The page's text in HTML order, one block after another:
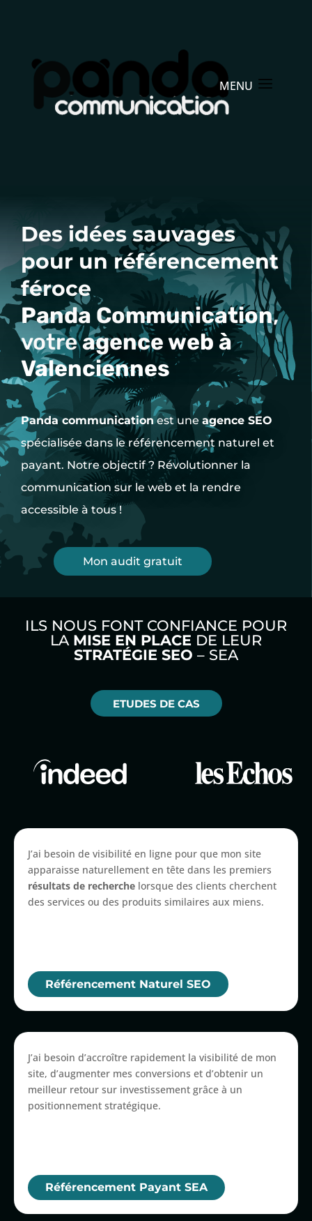
Des idées sauvages
pour un référencement
féroce
Panda Communication,
votreagence web à
Valenciennes
Panda communicationest une agence SEO
spécialisée dans le référencement naturel et
payant. Notre objectif ? Révolutionner la
communication sur le web et la rendre
accessible à tous !
Mon audit gratuit
ILS NOUS FONT CONFIANCE POUR
LA MISE EN PLACE DE LEUR
STRATÉGIE SEO – SEA
ETUDES DE CAS
J’ai besoin de visibilité en ligne pour que mon site
apparaisse naturellement en tête dans les premiers
résultats de recherche lorsque des clients cherchent
des services ou des produits similaires aux miens.
Référencement Naturel SEO
J’ai besoin d’accroître rapidement la visibilité de mon
site, d’augmenter mes conversions et d’obtenir un
meilleur retour sur investissement grâce à un
positionnement stratégique.
Référencement Payant SEA